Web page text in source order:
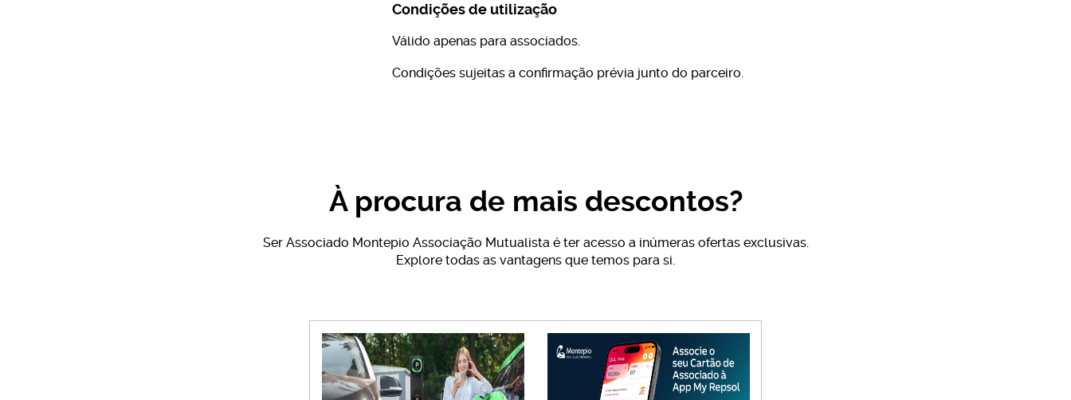
Condições de utilização
Válido apenas para associados.
Condições sujeitas a confirmação prévia junto do parceiro.
À procura de mais descontos?
Ser Associado Montepio Associação Mutualista é ter acesso a inúmeras ofertas exclusivas.
Explore todas as vantagens que temos para si.